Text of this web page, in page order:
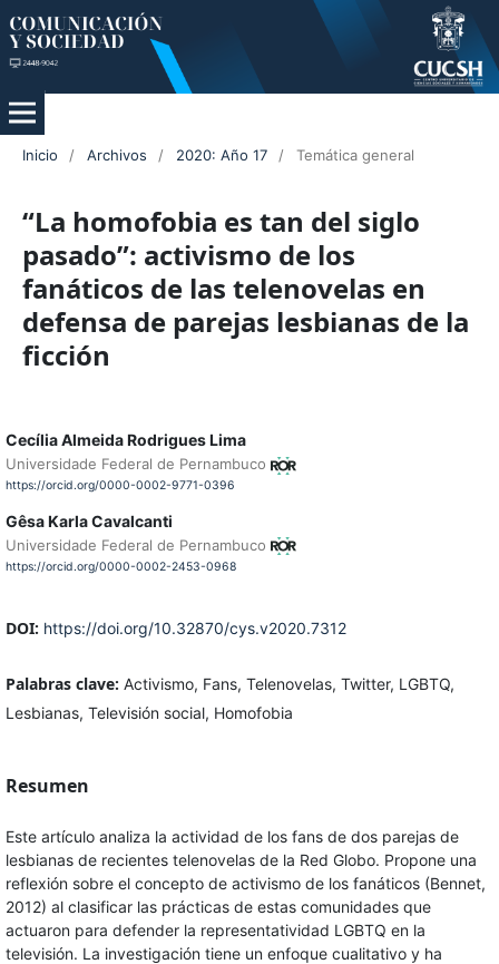
Inicio / Archivos / 2020: Año 17 / Temática general
“La homofobia es tan del siglo
pasado”: activismo de los
fanáticos de las telenovelas en
defensa de parejas lesbianas de la
ficción
Cecília Almeida Rodrigues Lima
Universidade Federal de Pernambuco
https://orcid.org/0000-0002-9771-0396
Gêsa Karla Cavalcanti
Universidade Federal de Pernambuco
https://orcid.org/0000-0002-2453-0968
DOI: https://doi.org/10.32870/cys.v2020.7312
Palabras clave: Activismo, Fans, Telenovelas, Twitter, LGBTQ,
Lesbianas, Televisión social, Homofobia
Resumen
Este artículo analiza la actividad de los fans de dos parejas de
lesbianas de recientes telenovelas de la Red Globo. Propone una
reflexión sobre el concepto de activismo de los fanáticos (Bennet,
2012) al clasificar las prácticas de estas comunidades que
actuaron para defender la representatividad LGBTQ en la
televisión. La investigación tiene un enfoque cualitativo y ha